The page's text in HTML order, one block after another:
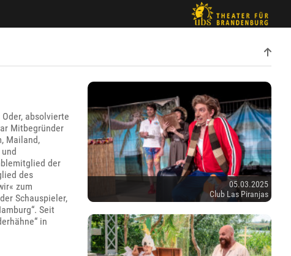
absolvierte
Mitbegründer
Mailand,
der
des
zum
Schauspieler,
Seit
in
05.03.2025
Club Las Piranjas